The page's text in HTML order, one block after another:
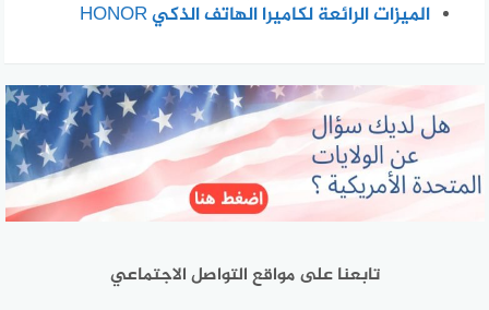
الميزات الرائعة لكاميرا الهاتف الذكي HONOR
تابعنا على مواقع التواصل الاجتماعي